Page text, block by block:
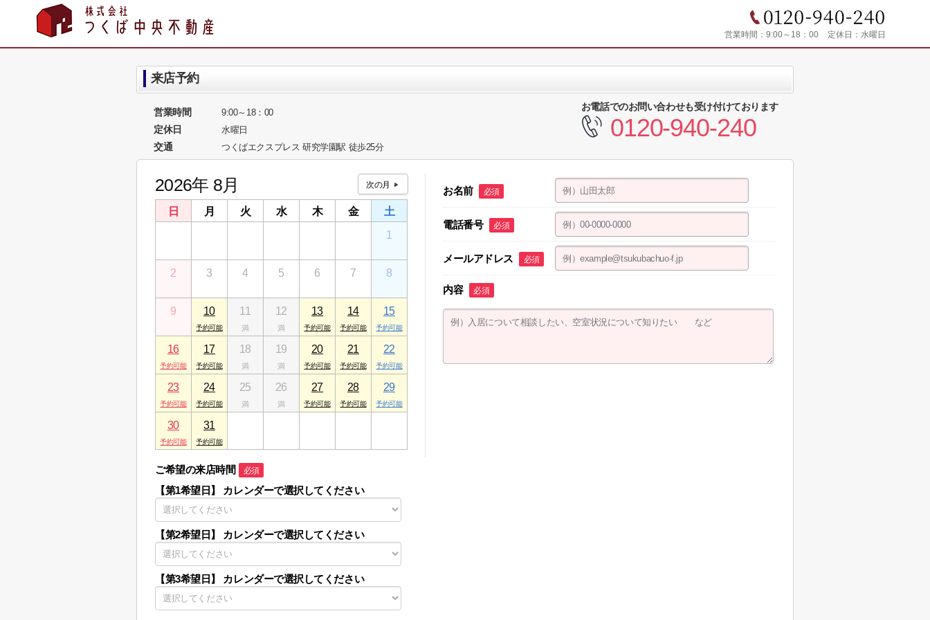
営業時間： 9:00～18：00 定休日： 水曜日
来店予約
営業時間 9:00～18：00
定休日 水曜日
交通 つくばエクスプレス 研究学園駅 徒歩25分
お電話でのお問い合わせも受け付けております
0120-940-240
2026年 8月
日 月 火 水 木 金
土
1
2 3 4 5 6 7 8
9 10 11 12 13 14 15
16 17 18 19 20 21 22
23 24 25 26 27 28 29
30 31
ご希望の来店時間 必須
【第1希望日】 カレンダーで選択してください
【第2希望日】 カレンダーで選択してください
【第3希望日】 カレンダーで選択してください
お名前 必須
電話番号 必須
メールアドレス 必須
内容 必須